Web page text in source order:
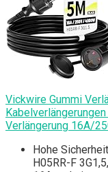
Vickwire Gummi
Verlängerung 16A/
Hohe
H05RR-F